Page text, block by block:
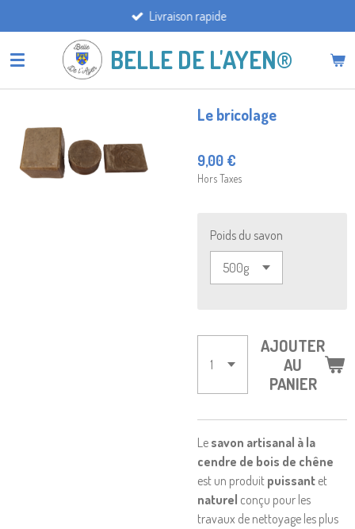
au
contenu
BELLE DE L'AYEN®
Livraison rapide
Le bricolage
9,00 €
Hors Taxes
Poids du savon
AJOUTER
AU
PANIER
Le savon artisanal à la
cendre de bois de chêne
est un produit puissant et
naturel conçu pour les
travaux de nettoyage les plus